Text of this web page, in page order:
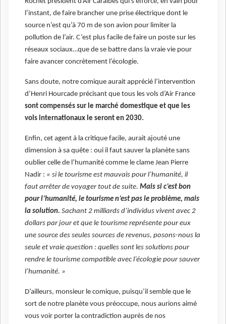
l’instant, de faire brancher une prise électrique dont le
source n’est qu’à 70 m de son avion pour limiter la
pollution de l’air. C’est plus facile de faire un poste sur les
réseaux sociaux…que de se battre dans la vraie vie pour
faire avancer concrètement l’écologie.
Sans doute, notre comique aurait apprécié l’intervention
d’Henri Hourcade précisant que tous les vols d’Air France
sont compensés sur le marché domestique et que les
vols internationaux le seront en 2030.
Enfin, cet agent à la critique facile, aurait ajouté une
dimension à sa quête : oui il faut sauver la planète sans
oublier celle de l’humanité comme le clame Jean Pierre
Nadir : « si le tourisme est mauvais pour l’humanité, il
faut arrêter de voyager tout de suite. Mais si c’est bon
pour l’humanité, le tourisme n’est pas le problème, mais
la solution. Sachant 2 milliards d’individus vivent avec 2
dollars par jour et que le tourisme représente pour eux
une source des seules sources de revenus, posons-nous la
seule et vraie question : quelles sont les solutions pour
rendre le tourisme compatible avec l’écologie pour sauver
l’humanité. »
D’ailleurs, monsieur le comique, puisqu’il semble que le
sort de notre planète vous préoccupe, nous aurions aimé
vous voir porter la contradiction auprès de nos